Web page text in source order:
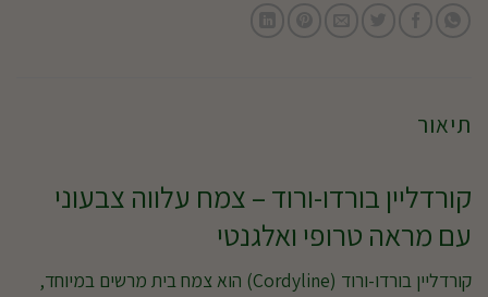
תיאור
קורדליין בורדו-ורוד – צמח עלווה צבעוני
עם מראה טרופי ואלגנטי
קורדליין בורדו-ורוד (Cordyline) הוא צמח בית מרשים במיוחד,